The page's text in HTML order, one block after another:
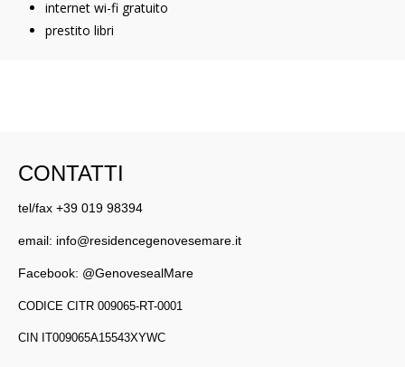
internet wi-fi gratuito
prestito libri
CONTATTI
tel/fax +39 019 98394
email: info@residencegenovesemare.it
Facebook: @GenovesealMare
CODICE CITR 009065-RT-0001
CIN IT009065A15543XYWC